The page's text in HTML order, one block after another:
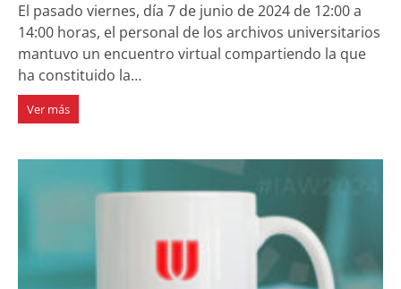
El pasado viernes, día 7 de junio de 2024 de 12:00 a
14:00 horas, el personal de los archivos universitarios
mantuvo un encuentro virtual compartiendo la que
ha constituido la…
Ver más